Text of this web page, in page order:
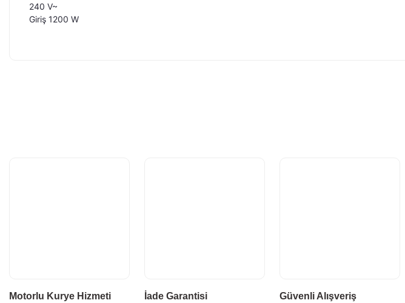
240 V~
Giriş 1200 W
Motorlu Kurye Hizmeti İade Garantisi Güvenli Alışveriş